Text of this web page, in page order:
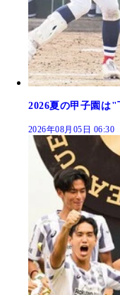
2026夏の甲子園は"
2026年08月05日 06:30